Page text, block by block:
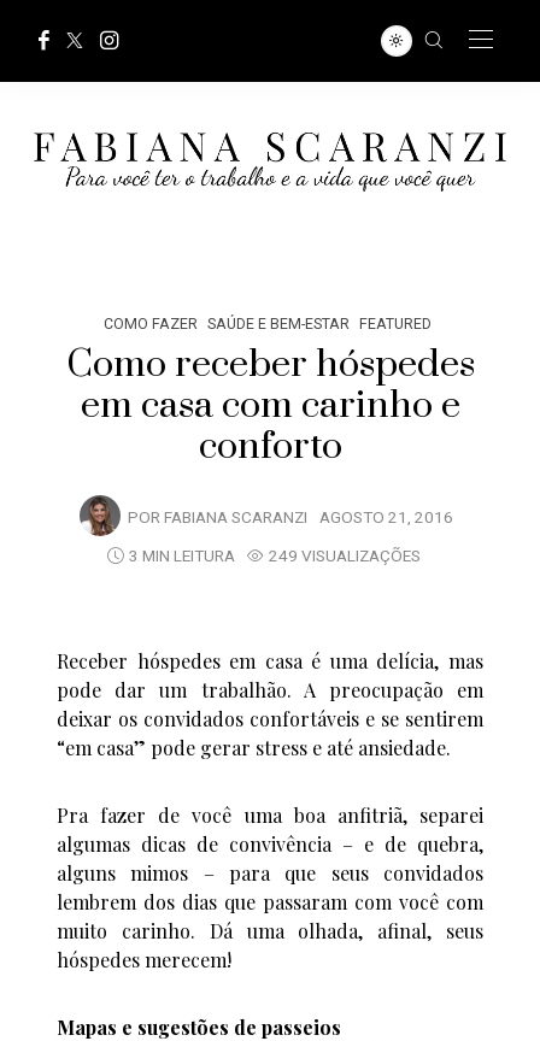
COMO FAZER SAÚDE E BEM-ESTAR FEATURED
Como receber hóspedes
em casa com carinho e
conforto
POR FABIANA SCARANZI AGOSTO 21, 2016
3 MIN LEITURA
249 VISUALIZAÇÕES
Receber hóspedes em casa é uma delícia, mas
pode dar um trabalhão. A preocupação em
deixar os convidados confortáveis e se sentirem
“em casa” pode gerar stress e até ansiedade.
Pra fazer de você uma boa anfitriã, separei
algumas dicas de convivência – e de quebra,
alguns mimos – para que seus convidados
lembrem dos dias que passaram com você com
muito carinho. Dá uma olhada, afinal, seus
hóspedes merecem!
Mapas e sugestões de passeios